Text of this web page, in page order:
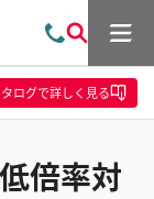
問
い
合
わ
索
メ
ュ
ー
ログで詳しく見る
倍率対